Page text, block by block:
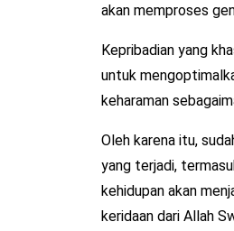
akan memproses
Kepribadian yang
untuk
keharaman
Oleh karena itu,
yang terjadi,
kehidupan akan
keridaan dari Allah